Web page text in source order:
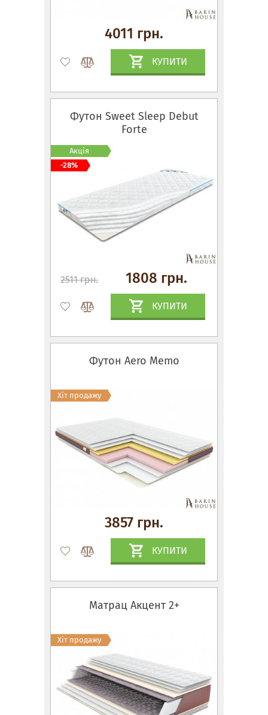
4011 грн.
КУПИТИ
Футон Sweet Sleep Debut
Forte
2511 грн. 1808 грн.
КУПИТИ
Акція
-28%
Футон Aero Memo
3857 грн.
КУПИТИ
Хіт продажу
Матрац Акцент 2+
Хіт продажу